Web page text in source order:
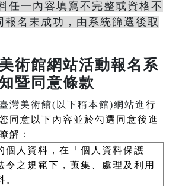
任一內容填寫不完整或資格不
報名未成功，由系統篩選後取
術館網站活動報名系
暨同意條款
灣美術館(以下稱本館)網站進行
同意以下內容並於勾選同意後進
解：
個人資料，在「個人資料保護
令之規範下，蒐集、處理及利用